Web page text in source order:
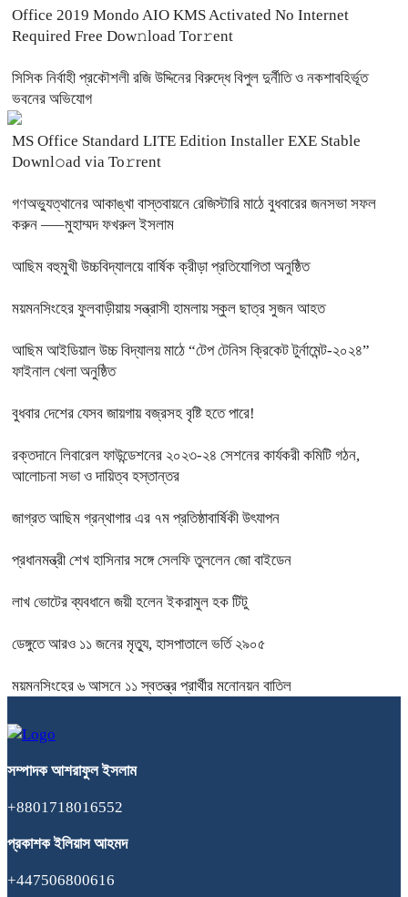
Office 2019 Mondo AIO KMS Activated No Internet
Required Frее Dow𝚗load Tоr𝚛ent
সিসিক নির্বাহী প্রকৌশলী রজি উদ্দিনের বিরুদ্ধে বিপুল দুর্নীতি ও নকশাবহির্ভূত
ভবনের অভিযোগ
MS Office Standard LITE Edition Installer EXE Stable
Downl𝚘ad via To𝚛rent
গণঅভ্যুত্থানের আকাঙ্খা বাস্তবায়নে রেজিস্টারি মাঠে বুধবারের জনসভা সফল
করুন —–মুহাম্মদ ফখরুল ইসলাম
আছিম বহুমুখী উচ্চবিদ্যালয়ে বার্ষিক ক্রীড়া প্রতিযোগিতা অনুষ্ঠিত
ময়মনসিংহের ফুলবাড়ীয়ায় সন্ত্রাসী হামলায় স্কুল ছাত্র সুজন আহত
আছিম আইডিয়াল উচ্চ বিদ্যালয় মাঠে “টেপ টেনিস ক্রিকেট টুর্নামেন্ট-২০২৪”
ফাইনাল খেলা অনুষ্ঠিত
বুধবার দেশের যেসব জায়গায় বজ্রসহ বৃষ্টি হতে পারে!
রক্তদানে লিবারেল ফাউন্ডেশনের ২০২৩-২৪ সেশনের কার্যকরী কমিটি গঠন,
আলোচনা সভা ও দায়িত্ব হস্তান্তর
জাগ্রত আছিম গ্রন্থাগার এর ৭ম প্রতিষ্ঠাবার্ষিকী উৎযাপন
প্রধানমন্ত্রী শেখ হাসিনার সঙ্গে সেলফি তুললেন জো বাইডেন
লাখ ভোটের ব্যবধানে জয়ী হলেন ইকরামুল হক টিটু
ডেঙ্গুতে আরও ১১ জনের মৃত্যু, হাসপাতালে ভর্তি ২৯০৫
ময়মনসিংহের ৬ আসনে ১১ স্বতন্ত্র প্রার্থীর মনোনয়ন বাতিল
সম্পাদক আশরাফুল ইসলাম
+8801718016552
প্রকাশক ইলিয়াস আহমদ
+447506800616